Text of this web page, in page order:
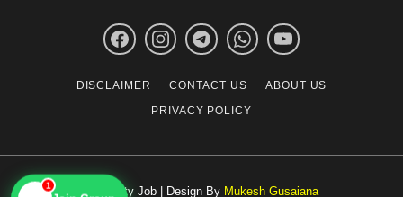
DISCLAIMER CONTACT US
ABOUT US
PRIVACY POLICY
© All City Job | Design By Mukesh Gusaiana
1